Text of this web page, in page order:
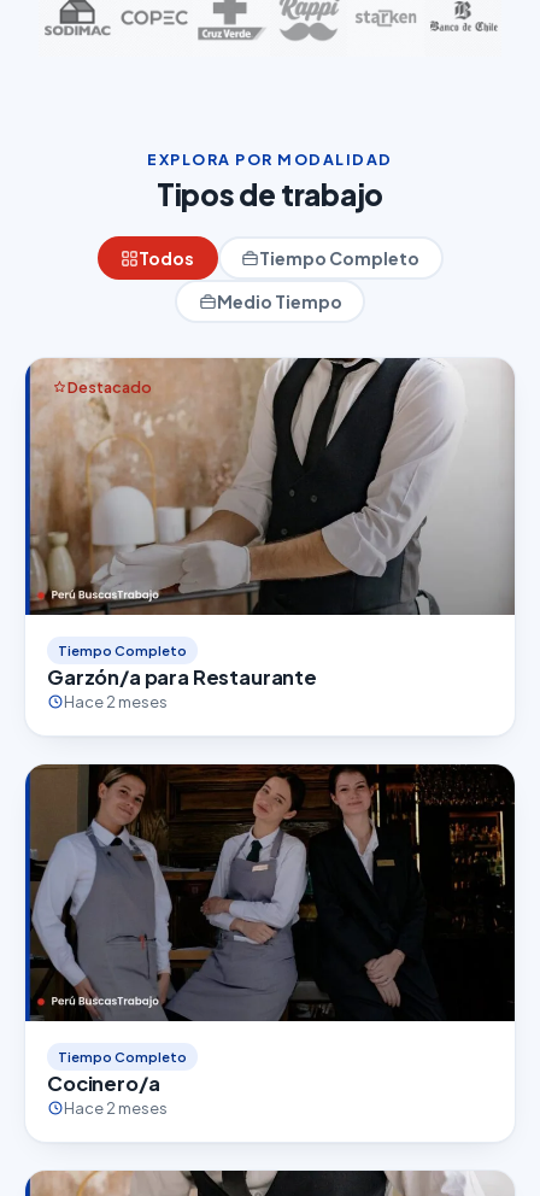
EXPLORA POR MODALIDAD
Tipos de trabajo
Todos
Tiempo Completo
Medio Tiempo
Destacado
Tiempo Completo
Garzón/a para Restaurante
Hace 2 meses
Tiempo Completo
Cocinero/a
Hace 2 meses